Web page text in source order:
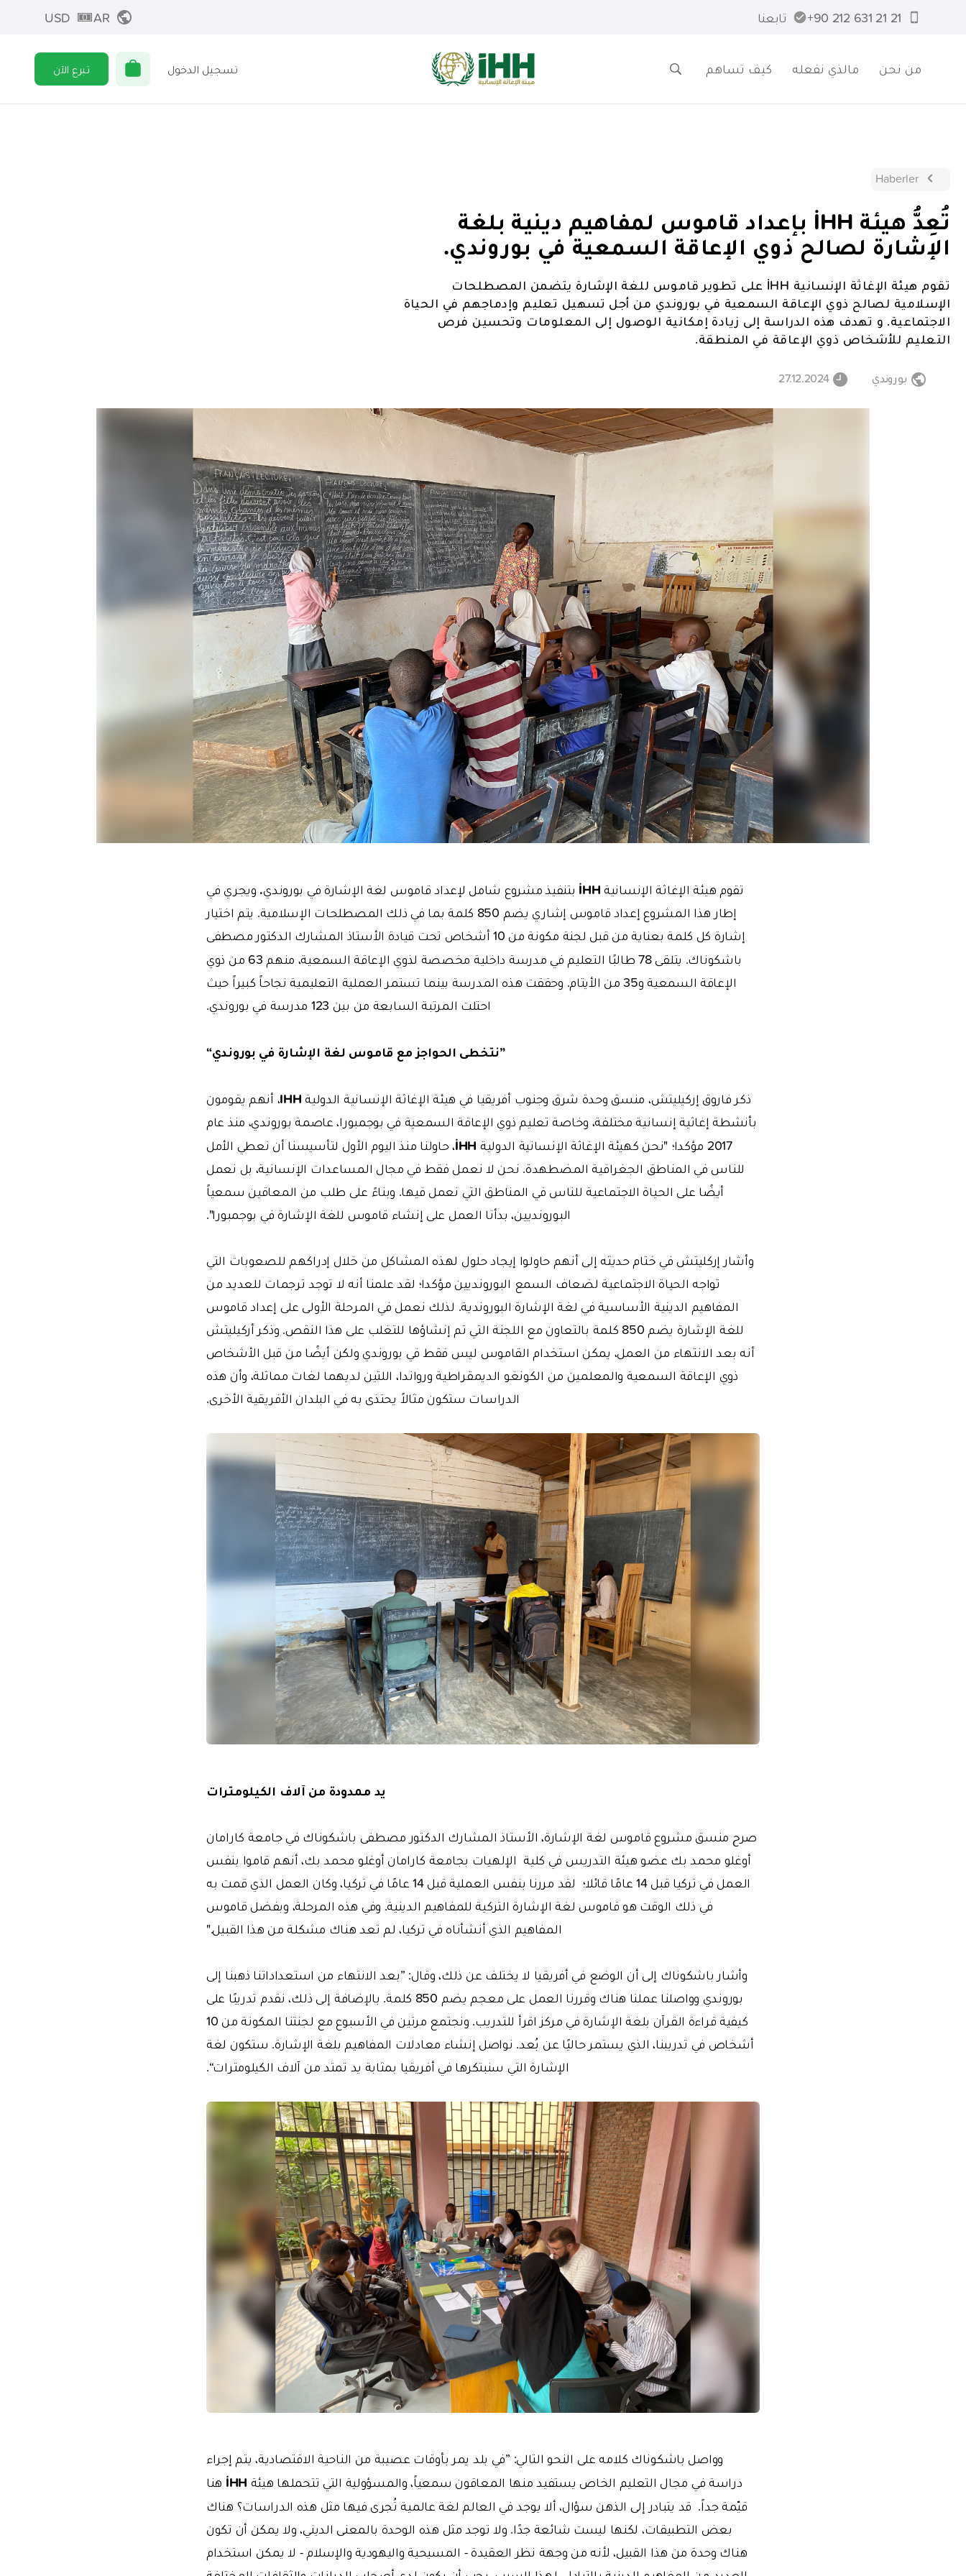
21 21 631 212 90+ تابعنا AR
USD
من نحن مالذي نفعله كيف تساهم تسجيل الدخول تبرع الآن
Haberler
تُعِدُّ هيئة İHH بإعداد قاموس لمفاهيم دينية بلغة
الإشارة لصالح ذوي الإعاقة السمعية في بوروندي.
تقوم هيئة الإغاثة الإنسانية İHH على تطوير قاموس للغة الإشارة يتضمن المصطلحات
الإسلامية لصالح ذوي الإعاقة السمعية في بوروندي من أجل تسهيل تعليم وإدماجهم في الحياة
الاجتماعية. و تهدف هذه الدراسة إلى زيادة إمكانية الوصول إلى المعلومات وتحسين فرص
التعليم للأشخاص ذوي الإعاقة في المنطقة.
بوروندي 27.12.2024
تقوم هيئة الإغاثة الإنسانيةİHH بتنفيذ مشروع شامل لإعداد قاموس لغة الإشارة في بوروندي. ويجري في
إطار هذا المشروع إعداد قاموس إشاري يضم 850 كلمة بما في ذلك المصطلحات الإسلامية. يتم اختيار
إشارة كل كلمة بعناية من قبل لجنة مكونة من 10 أشخاص تحت قيادة الأستاذ المشارك الدكتور مصطفى
باشكوناك.
يتلقى 78 طالبًا التعليم في مدرسة داخلية مخصصة لذوي الإعاقة السمعية، منهم 63 من ذوي
الإعاقة السمعية و35 من الأيتام. وحققت هذه المدرسة بينما تستمر العملية التعليمية نجاحاً كبيراً حيث
احتلت المرتبة السابعة من بين 123 مدرسة في بوروندي.
”نتخطى الحواجز مع قاموس لغة الإشارة في بوروندي“
ذكر فاروق إركيليتش، منسق وحدة شرق وجنوب أفريقيا في هيئة الإغاثة الإنسانية الدولية IHH، أنهم يقومون
بأنشطة إغاثية إنسانية مختلفة، وخاصة تعليم ذوي الإعاقة السمعية في بوجمبورا، عاصمة بوروندي، منذ عام
2017 مؤكدا؛ "نحن كهيئة الإغاثة الإنسانية الدولية
İHH، حاولنا منذ اليوم الأول لتأسيسنا أن نعطي الأمل
للناس في المناطق الجغرافية المضطهدة. نحن لا نعمل فقط في مجال المساعدات الإنسانية، بل نعمل
أيضًا على الحياة الاجتماعية للناس في المناطق التي نعمل فيها. وبناءً على طلب من المعاقين سمعياً
البورونديين، بدأنا العمل على إنشاء قاموس للغة الإشارة في بوجمبورا".
وأشار إركليتش في ختام حديثه إلى أنهم حاولوا إيجاد حلول لهذه المشاكل من خلال إدراكهم للصعوبات التي
تواجه الحياة الاجتماعية لضعاف السمع البورونديين مؤكدا؛ لقد علمنا أنه لا توجد ترجمات للعديد من
المفاهيم الدينية الأساسية في لغة الإشارة البوروندية. لذلك نعمل في المرحلة الأولى على إعداد قاموس
للغة الإشارة يضم 850 كلمة بالتعاون مع اللجنة التي تم إنشاؤها للتغلب على هذا النقص. وذكر أركيليتش
أنه بعد الانتهاء من العمل، يمكن استخدام القاموس ليس فقط في بوروندي ولكن أيضًا من قبل الأشخاص
ذوي الإعاقة السمعية والمعلمين من الكونغو الديمقراطية ورواندا، اللتين لديهما لغات مماثلة، وأن هذه
الدراسات ستكون مثالاً يحتذى به في البلدان الأفريقية الأخرى.
يد ممدودة من آلاف الكيلومترات
صرح منسق مشروع قاموس لغة الإشارة، الأستاذ المشارك الدكتور مصطفى باشكوناك في جامعة كارامان
أوغلو محمد بك عضو هيئة التدريس في كلية الإلهيات بجامعة كارامان أوغلو محمد بك، أنهم قاموا بنفس
العمل في تركيا قبل 14 عامًا قائلا؛ لقد مررنا بنفس العملية قبل 14 عامًا في تركيا، وكان العمل الذي قمت به
في ذلك الوقت هو قاموس لغة الإشارة التركية للمفاهيم الدينية. وفي هذه المرحلة، وبفضل قاموس
المفاهيم الذي أنشأناه في تركيا، لم تعد هناك مشكلة من هذا القبيل."
وأشار باشكوناك إلى أن الوضع في أفريقيا لا يختلف عن ذلك، وقال: ”بعد الانتهاء من استعداداتنا ذهبنا إلى
بوروندي وواصلنا عملنا هناك وقررنا العمل على معجم يضم 850 كلمة. بالإضافة إلى ذلك، نقدم تدريبًا على
كيفية قراءة القرآن بلغة الإشارة في مركز اقرأ للتدريب. ونجتمع مرتين في الأسبوع مع لجنتنا المكونة من 10
أشخاص في تدريبنا، الذي يستمر حاليًا عن بُعد. نواصل إنشاء معادلات المفاهيم بلغة الإشارة. ستكون لغة
الإشارة التي سنبتكرها في أفريقيا بمثابة يد تمتد من آلاف الكيلومترات“.
وواصل باشكوناك كلامه على النحو التالي: ”في بلد يمر بأوقات عصيبة من الناحية الاقتصادية، يتم إجراء
دراسة في مجال التعليم الخاص يستفيد منها المعاقون سمعياً، والمسؤولية التي تتحملها هيئة İHH هنا
قيّمة جداً. قد يتبادر إلى الذهن سؤال، ألا يوجد في العالم لغة عالمية تُجرى فيها مثل هذه الدراسات؟ هناك
بعض التطبيقات، لكنها ليست شائعة جدًا. ولا توجد مثل هذه الوحدة بالمعنى الديني، ولا يمكن أن تكون
هناك وحدة من هذا القبيل، لأنه من وجهة نظر العقيدة - المسيحية واليهودية والإسلام - لا يمكن استخدام